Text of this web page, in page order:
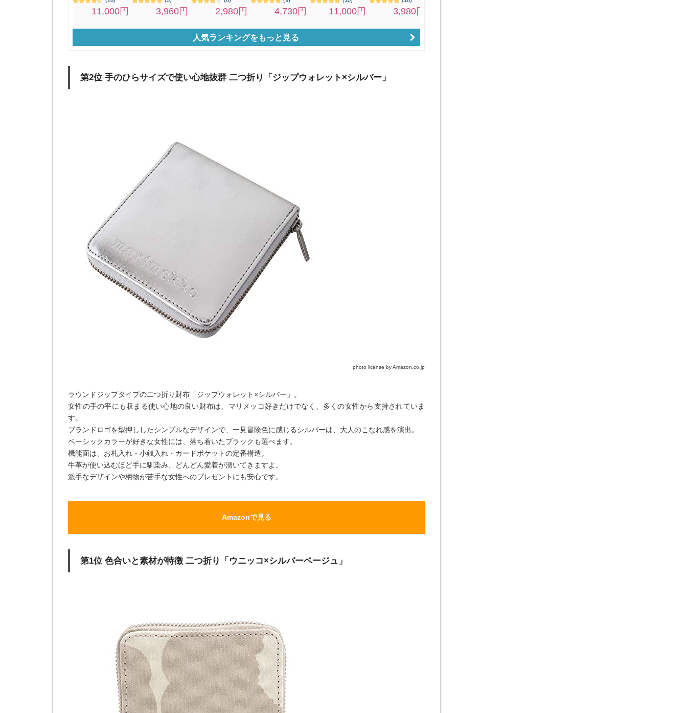
人気ランキングをもっと見る
第2位 手のひらサイズで使い心地抜群 二つ折り「ジップウォレット×シルバー」
photo license by Amazon.co.jp
ラウンドジップタイプの二つ折り財布「ジップウォレット×シルバー」。
女性の手の平にも収まる使い心地の良い財布は、マリメッコ好きだけでなく、多くの女性から支持されていま
す。
ブランドロゴを型押ししたシンプルなデザインで、一見冒険色に感じるシルバーは、大人のこなれ感を演出。
ベーシックカラーが好きな女性には、落ち着いたブラックも選べます。
機能面は、お札入れ・小銭入れ・カードポケットの定番構造。
牛革が使い込むほど手に馴染み、どんどん愛着が湧いてきますよ。
派手なデザインや柄物が苦手な女性へのプレゼントにも安心です。
Amazonで見る
第1位 色合いと素材が特徴 二つ折り「ウニッコ×シルバーベージュ」